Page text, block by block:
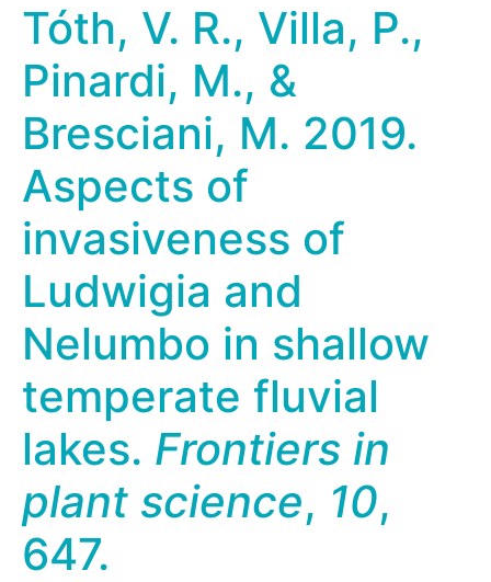
Tóth, V. R., Villa, P.,
Pinardi, M., &
Bresciani, M. 2019.
Aspects of
invasiveness of
Ludwigia and
Nelumbo in shallow
temperate fluvial
lakes. Frontiers in
plant science, 10,
647.